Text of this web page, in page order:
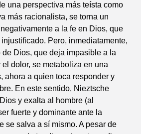
una perspectiva más teísta como
más racionalista, se torna un
a la fe en Dios, que
Pero, inmediatamente,
Dios, que deja impasible a la
dolor, se metaboliza en una
ahora a quien toca responder y
En este sentido, Nieztsche
y exalta al hombre (al
fuerte y dominante ante la
se salva a sí mismo. A pesar de